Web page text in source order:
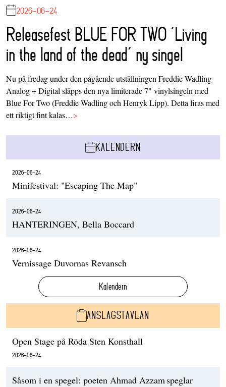
2026-06-24
Releasefest BLUE FOR TWO ‘Living
in the land of the dead’ ny singel
Nu på fredag under den pågående utställningen Freddie Wadling
Analog + Digital släpps den nya limiterade 7" vinylsingeln med
Blue For Two (Freddie Wadling och Henryk Lipp). Detta firas med
ett riktigt fint kalas…>
KALENDERN
2026-06-24
Minifestival: "Escaping The Map"
2026-06-24
HANTERINGEN, Bella Boccard
2026-06-24
Vernissage Duvornas Revansch
Kalendern
ANSLAGSTAVLAN
Open Stage på Röda Sten Konsthall
2026-06-24
Såsom i en spegel: poeten Ahmad Azzam speglar